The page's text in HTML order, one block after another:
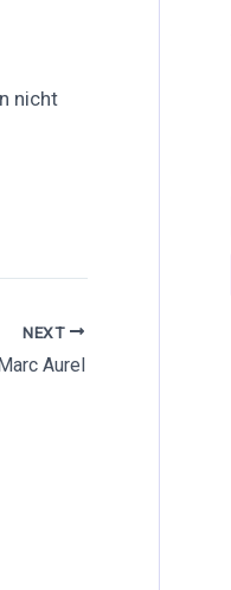
nicht
NEXT
Marc Aurel